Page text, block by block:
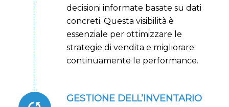
decisioni informate basate su dati
concreti. Questa visibilità è
essenziale per ottimizzare le
strategie di vendita e migliorare
continuamente le performance.
GESTIONE DELL’INVENTARIO